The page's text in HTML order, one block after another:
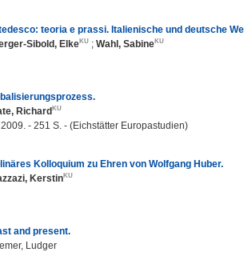
teoria e prassi. Italienische und deutsche
Sibold, Elke ; Wahl, Sabine
Richard
- 251 S. - (Eichstätter Europastudien)
Kolloquium zu Ehren von Wolfgang Huber.
Kerstin
and present.
Ludger